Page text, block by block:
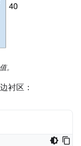
。
衬区：